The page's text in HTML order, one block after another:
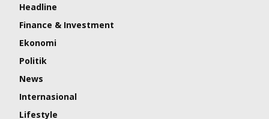
Headline
Finance & Investment
Ekonomi
Politik
News
Internasional
Lifestyle